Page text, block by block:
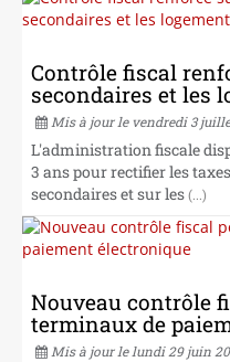
Contrôle fiscal
secondaires et les
Mis à jour le vendredi 3
L'administration fiscale
3 ans pour rectifier les
secondaires et sur les (...)
Nouveau contrôle
terminaux de
Mis à jour le lundi 29 juin